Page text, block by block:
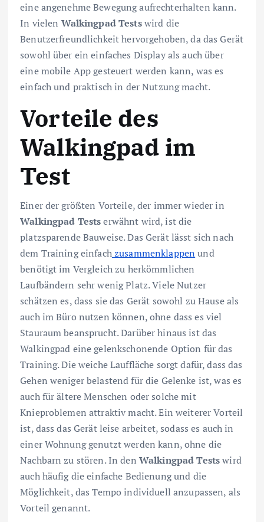
eine angenehme Bewegung aufrechterhalten kann.
In vielen Walkingpad Testswird die
Benutzerfreundlichkeit hervorgehoben, da das Gerät
sowohl über ein einfaches Display als auch über
eine mobile App gesteuert werden kann, was es
einfach und praktisch in der Nutzung macht.
Vorteile des
Walkingpad im
Test
Einer der größten Vorteile, der immer wieder in
Walkingpad Testserwähnt wird, ist die
platzsparende Bauweise. Das Gerät lässt sich nach
dem Training einfachzusammenklappenund
benötigt im Vergleich zu herkömmlichen
Laufbändern sehr wenig Platz. Viele Nutzer
schätzen es, dass sie das Gerät sowohl zu Hause als
auch im Büro nutzen können, ohne dass es viel
Stauraum beansprucht. Darüber hinaus ist das
Walkingpad eine gelenkschonende Option für das
Training. Die weiche Lauffläche sorgt dafür, dass das
Gehen weniger belastend für die Gelenke ist, was es
auch für ältere Menschen oder solche mit
Knieproblemen attraktiv macht. Ein weiterer Vorteil
ist, dass das Gerät leise arbeitet, sodass es auch in
einer Wohnung genutzt werden kann, ohne die
Nachbarn zu stören. In den Walkingpad Testswird
auch häufig die einfache Bedienung und die
Möglichkeit, das Tempo individuell anzupassen, als
Vorteil genannt.